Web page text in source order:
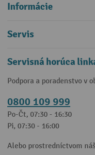
Informácie
Servis
Servisná horúca
Podpora a poradenstvo v
0800 109 999
Po-Čt, 07:30 - 16:30
Pi, 07:30 - 16:00
Alebo prostredníctvom